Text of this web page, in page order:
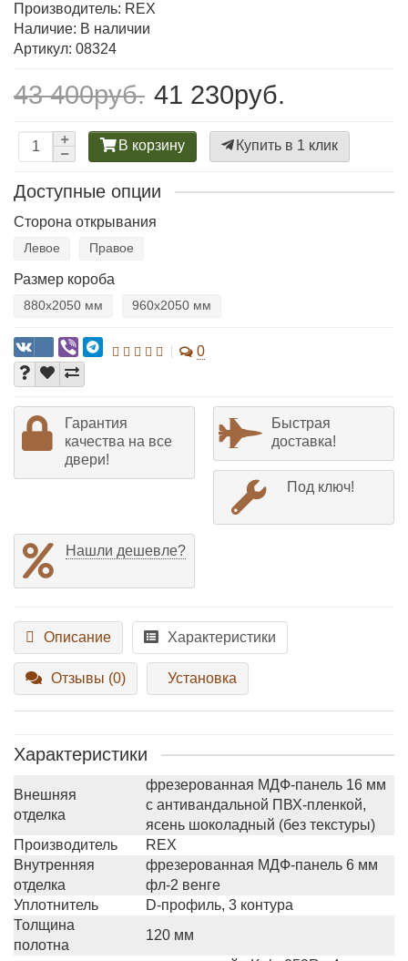
Производитель: REX
Наличие: В наличии
Артикул: 08324
43 400руб. 41 230руб.
В корзину Купить в 1 клик
Доступные опции
Сторона открывания
Левое Правое
Размер короба
880х2050 мм 960х2050 мм
0
Гарантия
качества на все
двери!
Быстрая
доставка!
Под ключ!
Нашли дешевле?
Описание Характеристики
Отзывы (0) Установка
Характеристики
Внешняя
отделка
фрезерованная МДФ-панель 16 мм
с антивандальной ПВХ-пленкой,
ясень шоколадный (без текстуры)
Производитель
REX
Внутренняя
отделка
фрезерованная МДФ-панель 6 мм
фл-2 венге
Уплотнитель
D-профиль, 3 контура
Толщина
полотна
120 мм